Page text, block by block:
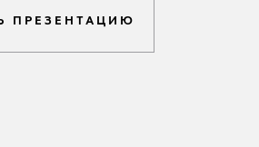
ПРЕЗЕНТАЦИЮ